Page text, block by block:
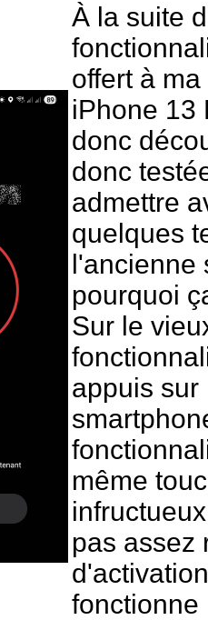
À la suite
offert à
iPhone 13
donc
donc
admettre
quelques
l'ancienne
pourquoi
Sur le
appuis sur
même
pas assez
fonctionne